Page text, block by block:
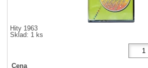
Hity 1963
Sklad: 1 ks
Cena